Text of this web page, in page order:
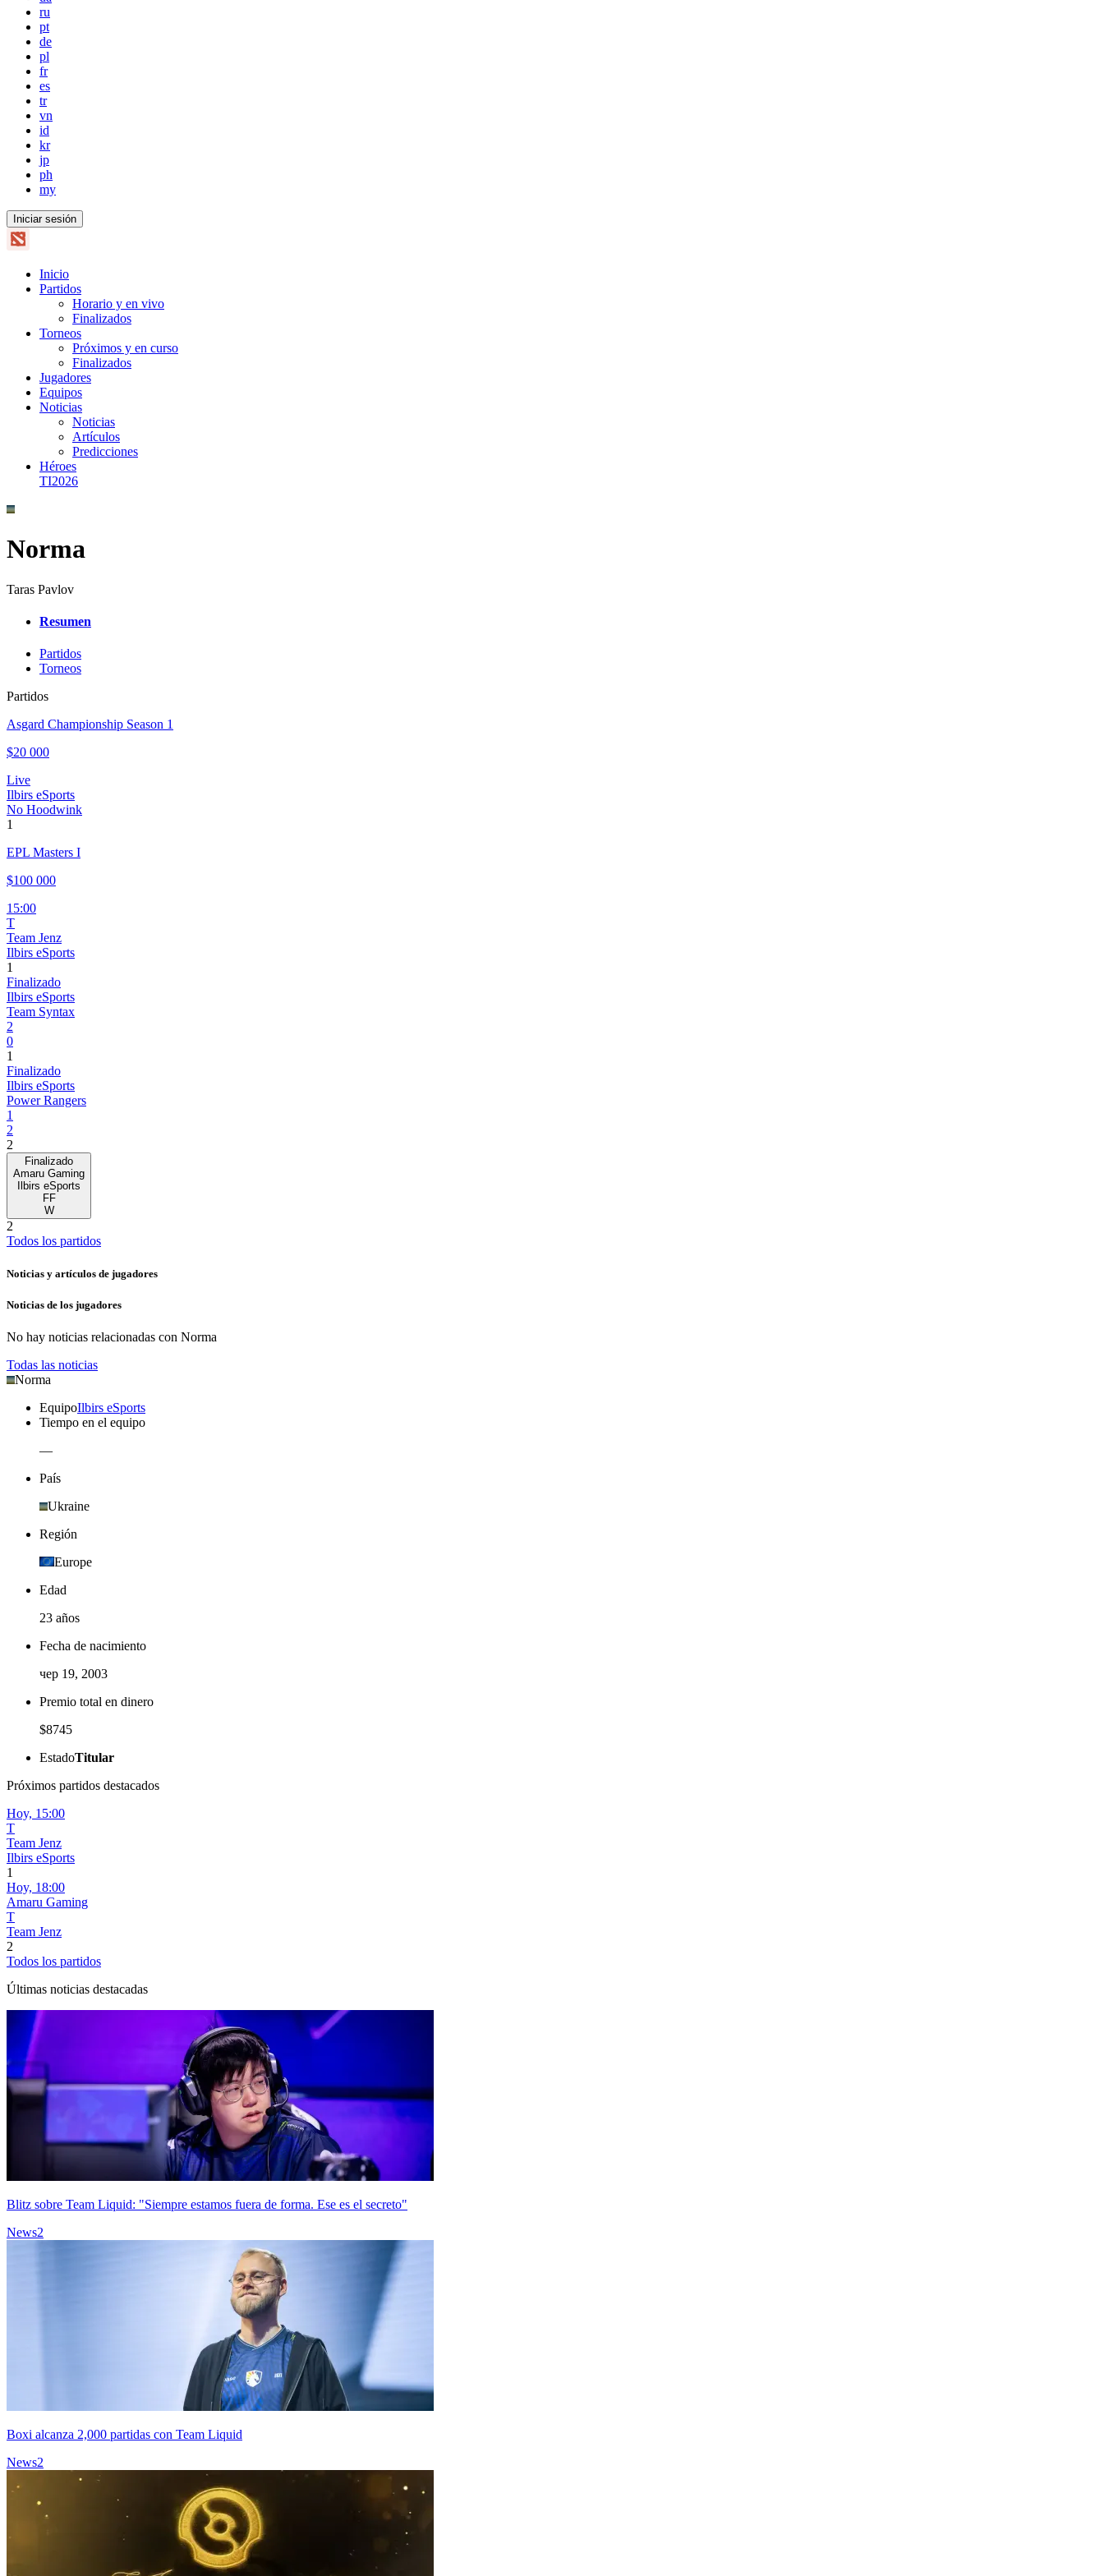
ru
pt
de
pl
fr
es
tr
vn
id
kr
jp
ph
my
Iniciar sesión
Inicio
Partidos
Horario y en vivo
Finalizados
Torneos
Próximos y en curso
Finalizados
Jugadores
Equipos
Noticias
Noticias
Artículos
Predicciones
Héroes
TI2026
Norma
Taras Pavlov
Resumen
Partidos
Torneos
Partidos
Asgard Championship Season 1
$20 000
Live
Ilbirs eSports
No Hoodwink
1
EPL Masters I
$100 000
15:00
T
Team Jenz
Ilbirs eSports
1
Finalizado
Ilbirs eSports
Team Syntax
2
0
1
Finalizado
Ilbirs eSports
Power Rangers
1
2
2
Finalizado
Amaru Gaming
Ilbirs eSports
FF
W
2
Todos los partidos
Noticias y artículos de jugadores
Noticias de los jugadores
No hay noticias relacionadas con Norma
Todas las noticias
Norma
EquipoIlbirs eSports
Tiempo en el equipo
—
País
Ukraine
Región
Europe
Edad
23 años
Fecha de nacimiento
чер 19, 2003
Premio total en dinero
$8745
EstadoTitular
Próximos partidos destacados
Hoy, 15:00
T
Team Jenz
Ilbirs eSports
1
Hoy, 18:00
Amaru Gaming
T
Team Jenz
2
Todos los partidos
Últimas noticias destacadas
Blitz sobre Team Liquid: "Siempre estamos fuera de forma. Ese es el secreto"
News2
Boxi alcanza 2,000 partidas con Team Liquid
News2